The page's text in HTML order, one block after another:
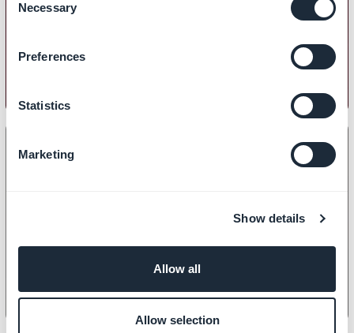
Selection
Necessary
Preferences
Statistics
Marketing
Show details
Allow all
Allow selection
Comment restreindre l'accès à
Comment optimiser le